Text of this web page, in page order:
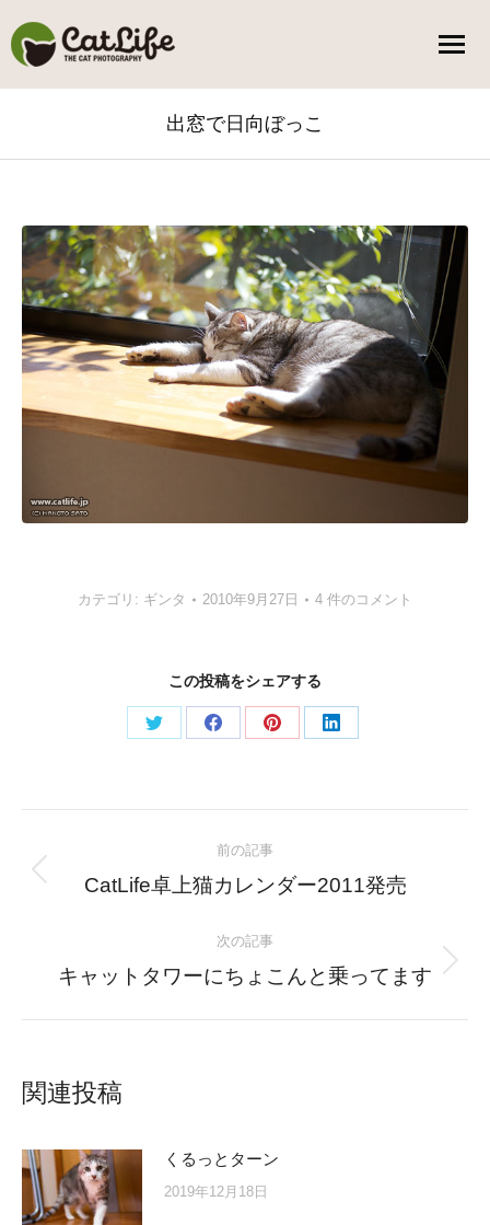
出窓で日向ぼっこ
カテゴリ: ギンタ 2010年9月27日 4 件のコメント
この投稿をシェアする
Share
Share
Share
Share
navigation
前の記事
Previous
CatLife卓上猫カレンダー2011発売
次の記事
Next
キャットタワーにちょこんと乗ってます
関連投稿
くるっとターン
2019年12月18日